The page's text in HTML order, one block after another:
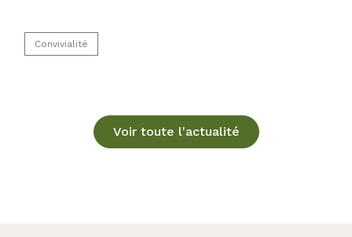
Convivialité
Voir toute l'actualité